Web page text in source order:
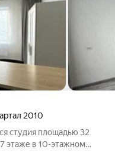
2010
студия площадью 32
этаже в 10-этажном